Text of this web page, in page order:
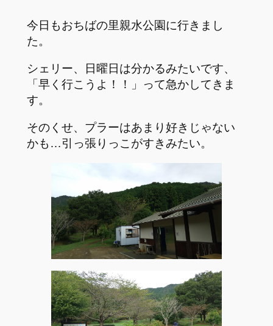
今日もおちばの里親水公園に行きまし
た。
シェリー、日曜日は分かるみたいです、
「早く行こうよ！！」って急かしてきま
す。
そのくせ、プラーはあまり好きじゃない
かも…引っ張りっこがすきみたい。